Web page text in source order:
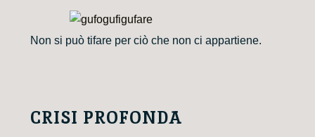
Non si può tifare per ciò che non ci appartiene.
CRISI PROFONDA